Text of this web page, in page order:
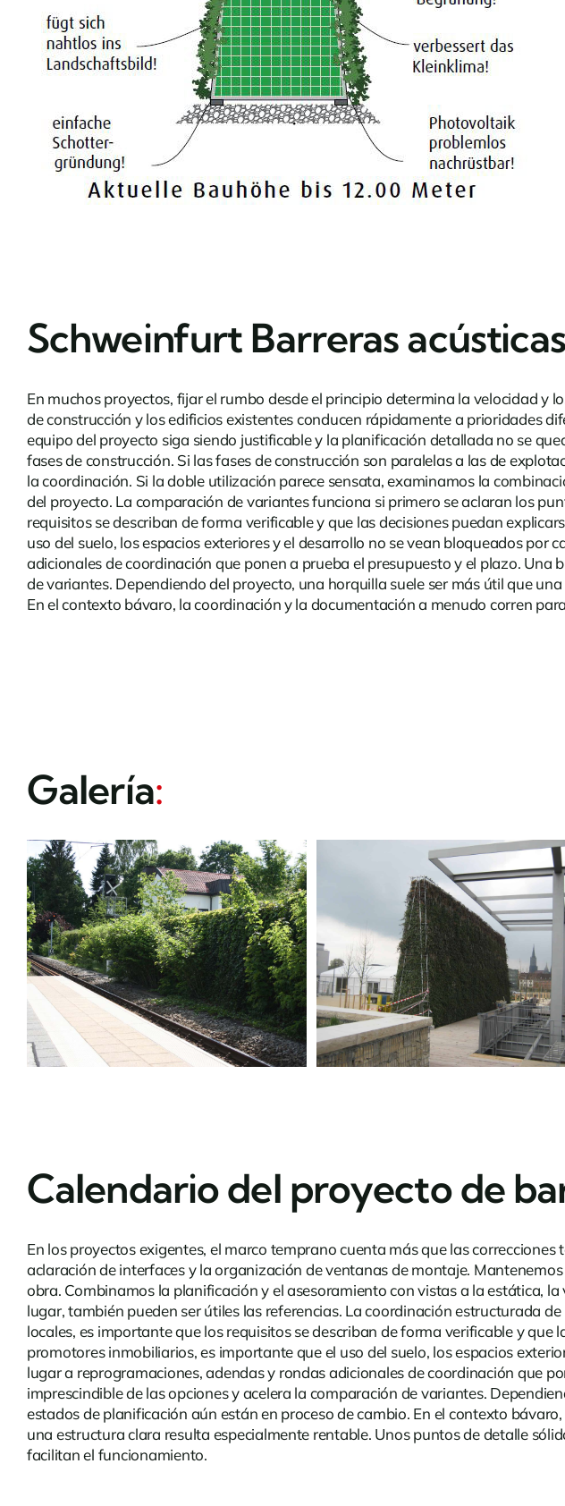
Schweinfurt Barreras
En muchos proyectos, fijar el rumbo desde el principio determina la velocidad y
de construcción y los edificios existentes conducen rápidamente a prioridades
equipo del proyecto siga siendo justificable y la planificación detallada no se
fases de construcción. Si las fases de construcción son paralelas a las de
la coordinación. Si la doble utilización parece sensata, examinamos la
del proyecto. La comparación de variantes funciona si primero se aclaran los
requisitos se describan de forma verificable y que las decisiones puedan
uso del suelo, los espacios exteriores y el desarrollo no se vean bloqueados
adicionales de coordinación que ponen a prueba el presupuesto y el plazo.
de variantes. Dependiendo del proyecto, una horquilla suele ser más útil que
En el contexto bávaro, la coordinación y la documentación a menudo corren
Galería:
Calendario del proyecto de
En los proyectos exigentes, el marco temprano cuenta más que las
aclaración de interfaces y la organización de ventanas de montaje.
obra. Combinamos la planificación y el asesoramiento con vistas a la estática,
lugar, también pueden ser útiles las referencias. La coordinación estructurada
locales, es importante que los requisitos se describan de forma verificable y
promotores inmobiliarios, es importante que el uso del suelo, los espacios
lugar a reprogramaciones, adendas y rondas adicionales de coordinación que
imprescindible de las opciones y acelera la comparación de variantes.
estados de planificación aún están en proceso de cambio. En el contexto
una estructura clara resulta especialmente rentable. Unos puntos de detalle
facilitan el funcionamiento.